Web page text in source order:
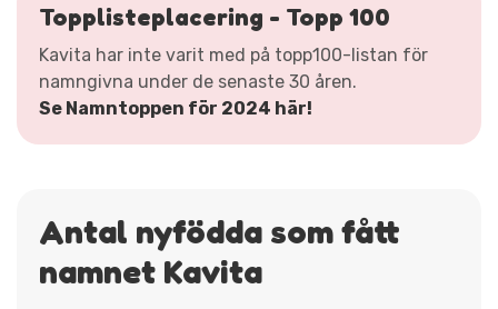
Topplisteplacering - Topp 100
Kavita har inte varit med på topp100-listan för
namngivna under de senaste 30 åren.
Se Namntoppen för 2024 här!
Antal nyfödda som fått
namnet Kavita